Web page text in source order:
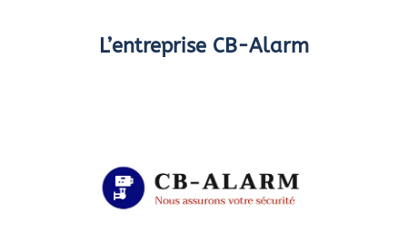
L’entreprise CB-Alarm